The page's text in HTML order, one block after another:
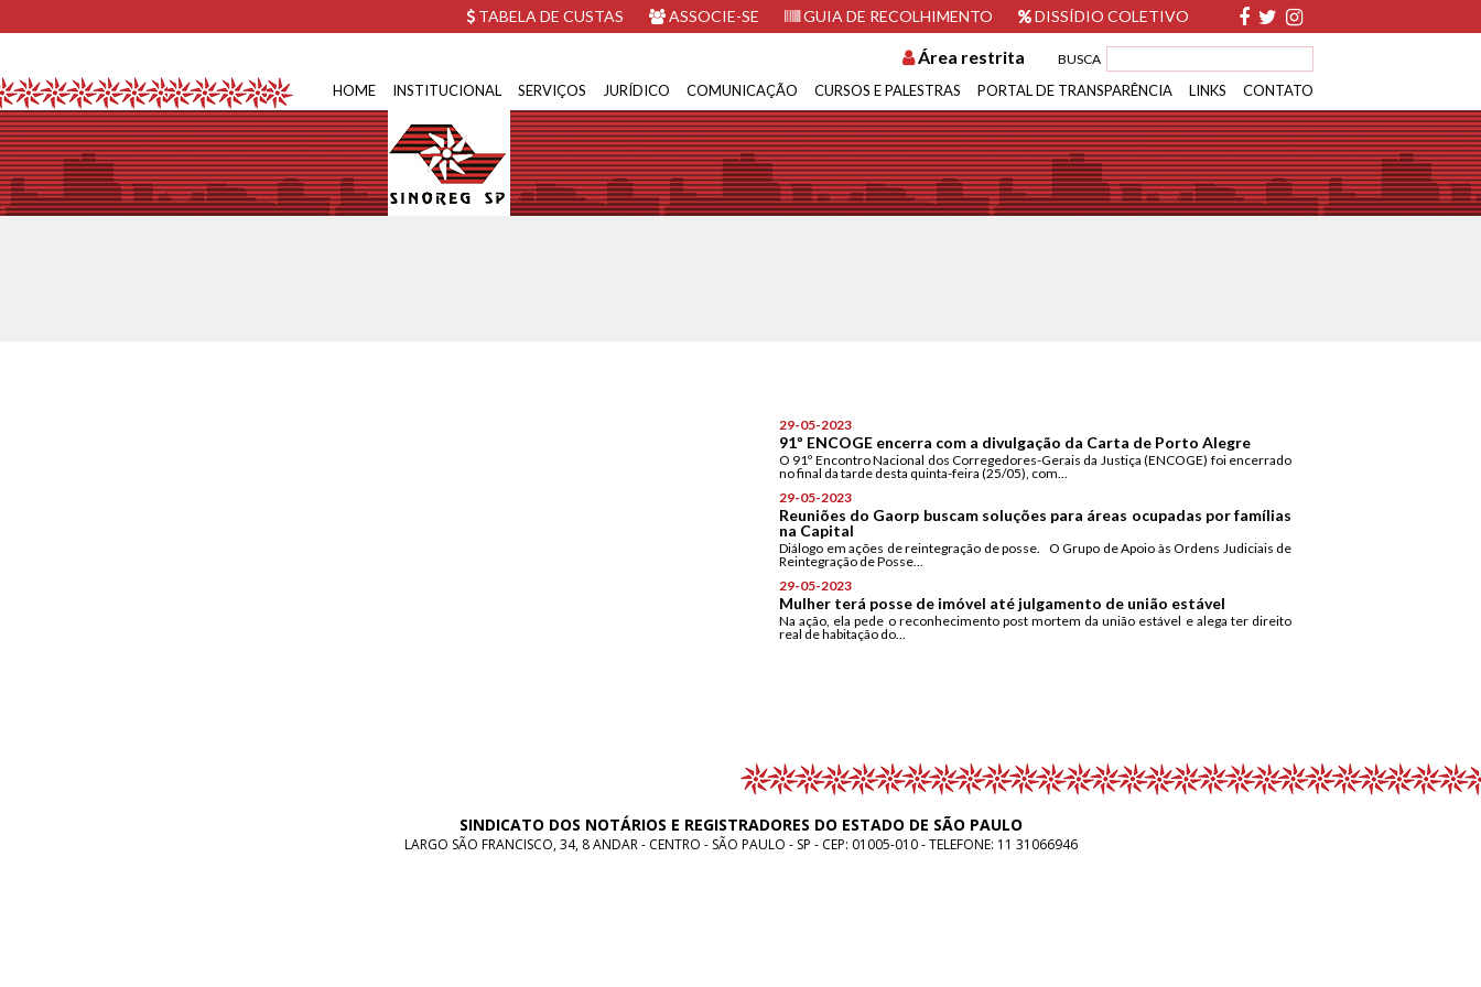
TABELA DE CUSTAS ASSOCIE-SE GUIA DE RECOLHIMENTO DISSÍDIO COLETIVO
BUSCA
Área restrita
HOME INSTITUCIONAL SERVIÇOS JURÍDICO COMUNICAÇÃO CURSOS E PALESTRAS PORTAL DE TRANSPARÊNCIA LINKS CONTATO
29-05-2023
91º ENCOGE encerra com a divulgação da Carta de Porto Alegre
O 91º Encontro Nacional dos Corregedores-Gerais da Justiça (ENCOGE) foi encerrado
no final da tarde desta quinta-feira (25/05), com...
29-05-2023
Reuniões do Gaorp buscam soluções para áreas ocupadas por famílias
na Capital
Diálogo em ações de reintegração de posse. O Grupo de Apoio às Ordens Judiciais de
Reintegração de Posse...
29-05-2023
Mulher terá posse de imóvel até julgamento de união estável
Na ação, ela pede o reconhecimento post mortem da união estável e alega ter direito
real de habitação do...
SINDICATO DOS NOTÁRIOS E REGISTRADORES DO ESTADO DE SÃO PAULO
LARGO SÃO FRANCISCO, 34, 8 ANDAR - CENTRO - SÃO PAULO - SP - CEP: 01005-010 - TELEFONE: 11 31066946